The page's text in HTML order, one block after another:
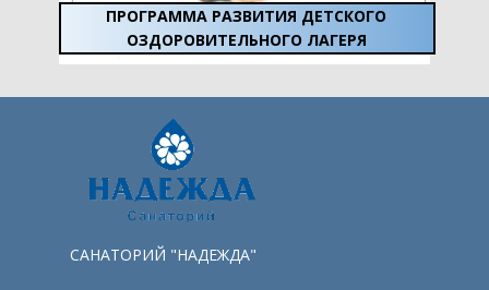
ПРОГРАММА РАЗВИТИЯ ДЕТСКОГО
ОЗДОРОВИТЕЛЬНОГО ЛАГЕРЯ
САНАТОРИЙ "НАДЕЖДА"